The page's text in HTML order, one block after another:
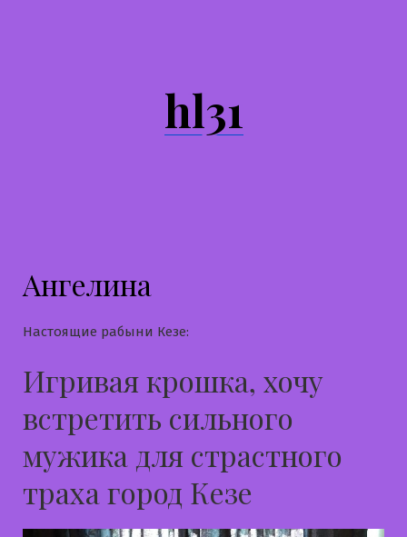
hl31
Ангелина
Настоящие рабыни Кезе:
Игривая крошка, хочу
встретить сильного
мужика для страстного
траха город Кезе